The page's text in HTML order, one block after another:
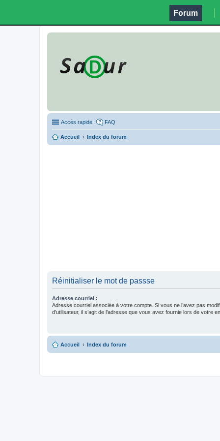
Forum
Accès rapide FAQ
Accueil Index du forum
Réinitialiser le mot de passse
Adresse courriel :
Adresse courriel associée à votre compte. Si vous ne l’avez pas
d’utilisateur, il s’agit de l’adresse que vous avez fournie lors de votre
Accueil Index du forum